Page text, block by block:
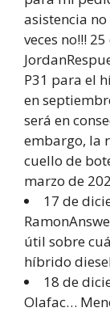
asistencia
veces no!!!
P31 para el
en
será en
embargo, la
cuello de
marzo de
17 de
útil sobre
híbrido
18 de
Olafac…